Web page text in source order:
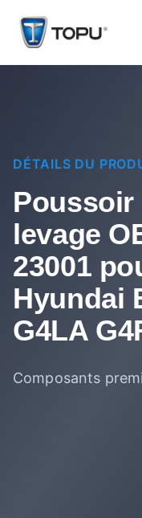
DÉTAILS DU
Poussoir
levage
23001
Hyundai
G4LA
Composants